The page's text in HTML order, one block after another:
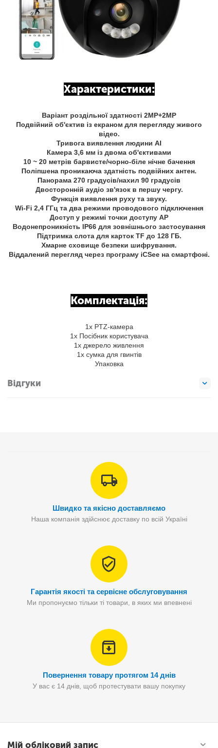
Характеристики:
Варіант роздільної здатності 2MP+2MP
Подвійний об'єктив із екраном для перегляду живого
відео.
Тривога виявлення людини AI
Камера 3,6 мм із двома об'єктивами
10 ~ 20 метрів барвисте/чорно-біле нічне бачення
Поліпшена проникаюча здатність подвійних антен.
Панорама 270 градусів/нахил 90 градусів
Двосторонній аудіо зв'язок в першу чергу.
Функція виявлення руху та звуку.
Wi-Fi 2,4 ГГц та два режими проводового підключення
Доступ у режимі точки доступу AP
Водонепроникність IP66 для зовнішнього застосування
Підтримка слота для карток TF до 128 ГБ.
Хмарне сховище безпеки шифрування.
Віддалений перегляд через програму iCSee на смартфоні.
Комплектація:
1x PTZ-камера
1x Посібник користувача
1x джерело живлення
1x сумка для гвинтів
Упаковка
Відгуки
Швидко та якісно доставляємо
Наша компанія здійснює доставку по всій Україні
Гарантія якості та сервісне обслуговування
Ми пропонуємо тільки ті товари, в яких ми впевнені
Повернення товару протягом 14 днів
У вас є 14 днів, щоб протестувати вашу покупку
Мій обліковий запис